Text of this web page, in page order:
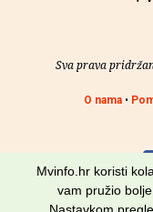
Sva prava
O nama•
Mvinfo.hr koristi
vam pružio